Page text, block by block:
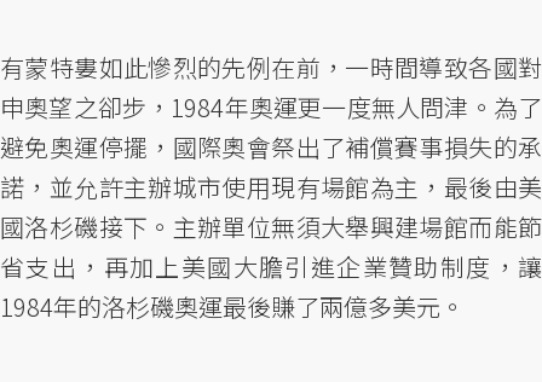
有蒙特婁如此慘烈的先例在前，一時間導致各國對
申奧望之卻步，1984年奧運更一度無人問津。為了
避免奧運停擺，國際奧會祭出了補償賽事損失的承
諾，並允許主辦城市使用現有場館為主，最後由美
國洛杉磯接下。主辦單位無須大舉興建場館而能節
省支出，再加上美國大膽引進企業贊助制度，讓
1984年的洛杉磯奧運最後賺了兩億多美元。